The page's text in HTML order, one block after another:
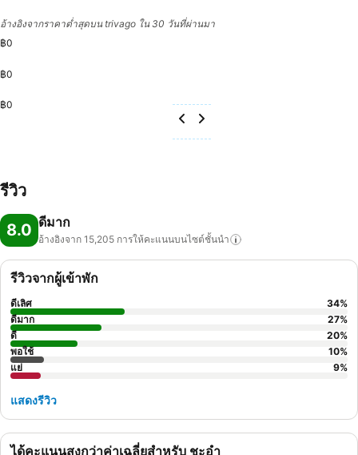
อ้างอิงจากราคาต่ำสุดบน trivago ใน 30 วันที่ผ่านมา
฿0
฿0
฿0
รีวิว
8.0 ดีมาก
อ้างอิงจาก 15,205 การให้คะแนนบนไซต์ชั้นนำ
ได้คะแนนสูงกว่าค่าเฉลี่ยสำหรับ ชะอำ
รีวิวจากผู้เข้าพัก
ดีเลิศ 34%
ดีมาก
27%
ดี
20%
พอใช้
10%
แย่
9%
แสดงรีวิว